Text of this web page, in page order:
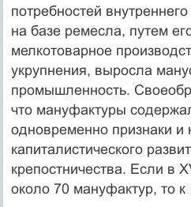
потребностей
на базе ремесла, путем
мелкотоварное
укрупнения, выросла
промышленность.
что мануфактуры
одновременно признаки и
капиталистического
крепостничества. Если в
около 70 мануфактур, то к